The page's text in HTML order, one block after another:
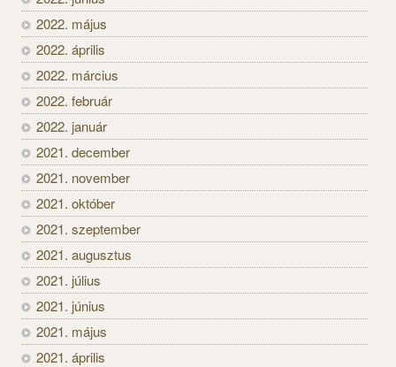
2022. május
2022. április
2022. március
2022. február
2022. január
2021. december
2021. november
2021. október
2021. szeptember
2021. augusztus
2021. július
2021. június
2021. május
2021. április